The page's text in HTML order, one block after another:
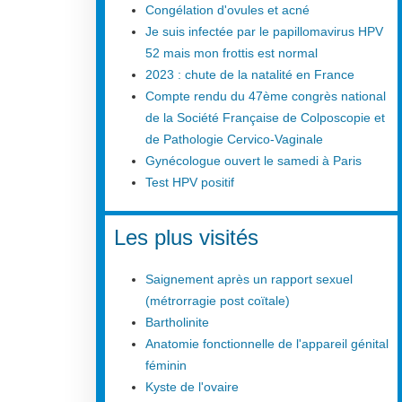
Congélation d'ovules et acné
Je suis infectée par le papillomavirus HPV
52 mais mon frottis est normal
2023 : chute de la natalité en France
Compte rendu du 47ème congrès national
de la Société Française de Colposcopie et
de Pathologie Cervico-Vaginale
Gynécologue ouvert le samedi à Paris
Test HPV positif
Les plus visités
Saignement après un rapport sexuel
(métrorragie post coïtale)
Bartholinite
Anatomie fonctionnelle de l'appareil génital
féminin
Kyste de l'ovaire